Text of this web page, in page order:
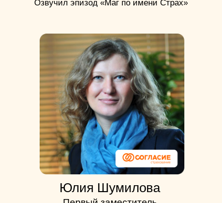
Озвучил эпизод «Маг по имени Страх»
Юлия Шумилова